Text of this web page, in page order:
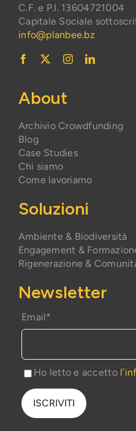
C.F. e P.I. 13604721004
Capitale Sociale
info@planbee.bz
About
Archivio Crowdfunding
Blog
Case Studies
Chi siamo
Come lavoriamo
Soluzioni
Ambiente & Biodiversità
Engagement &
Rigenerazione &
Newsletter
Email*
Ho letto e accetto